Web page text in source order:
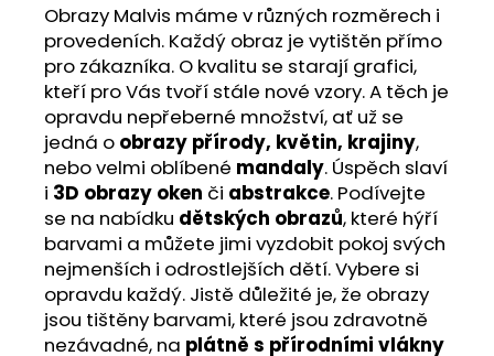
Obrazy Malvis máme v různých rozměrech i
provedeních. Každý obraz je vytištěn přímo
pro zákazníka. O kvalitu se starají grafici,
kteří pro Vás tvoří stále nové vzory. A těch je
opravdu nepřeberné množství, ať už se
jedná o obrazy přírody, květin, krajiny,
nebo velmi oblíbené mandaly. Úspěch slaví
i 3D obrazy oken či abstrakce. Podívejte
se na nabídku dětských obrazů, které hýří
barvami a můžete jimi vyzdobit pokoj svých
nejmenších i odrostlejších dětí. Vybere si
opravdu každý. Jistě důležité je, že obrazy
jsou tištěny barvami, které jsou zdravotně
nezávadné, na plátně s přírodními vlákny